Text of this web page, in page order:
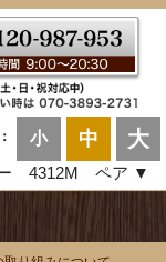
小 中 大
ー 4312M ペア ▼